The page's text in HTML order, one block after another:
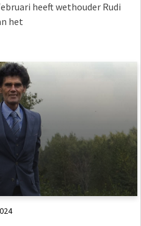
heeft wethouder Rudi
het